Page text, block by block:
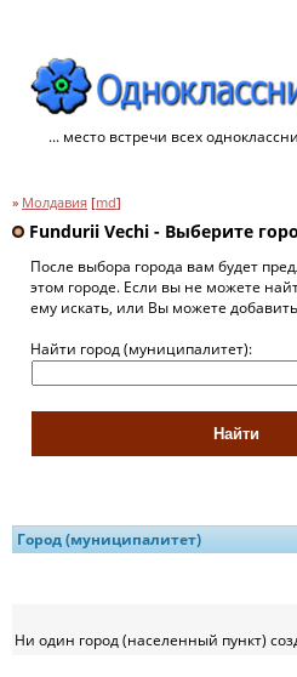
... место встречи всех
» Молдавия [md]
Fundurii Vechi - Выберите
После выбора города вам будет
этом городе. Если вы не можете
ему искать, или Вы можете
Найти город (муниципалитет):
Город (муниципалитет)
Ни один город (населенный пункт)